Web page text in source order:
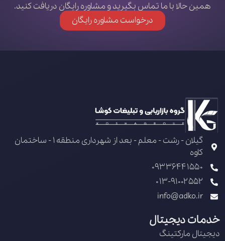
همین حالا با ما تماس بگیرید و مشاوره رایگان دریافت کنید.
درخواست مشاوره رایگان
گیلان - رشت - معلم - بعد از شهرداری منطقه 1 - ساختمان
کاوه
09336441550
013-91002552
info@adko.ir
خدمات دیجیتال
دیجیتال مارکتینگ